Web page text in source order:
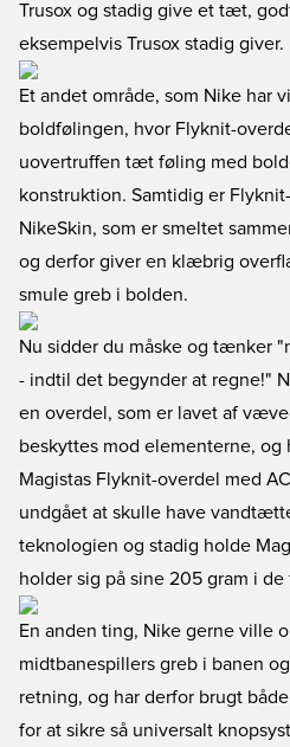
Trusox og stadig give et tæt,
eksempelvis Trusox stadig giver.
Et andet område, som Nike har
boldfølingen, hvor Flyknit-
uovertruffen tæt føling med
konstruktion. Samtidig er
NikeSkin, som er smeltet
og derfor giver en klæbrig
smule greb i bolden.
Nu sidder du måske og tænker
- indtil det begynder at regne!"
en overdel, som er lavet af
beskyttes mod elementerne, og
Magistas Flyknit-overdel med
undgået at skulle have
teknologien og stadig holde
holder sig på sine 205 gram i
En anden ting, Nike gerne ville
midtbanespillers greb i banen
retning, og har derfor brugt
for at sikre så universalt